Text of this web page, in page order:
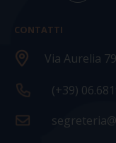
CONTATTI
Via Aurelia
(+39)